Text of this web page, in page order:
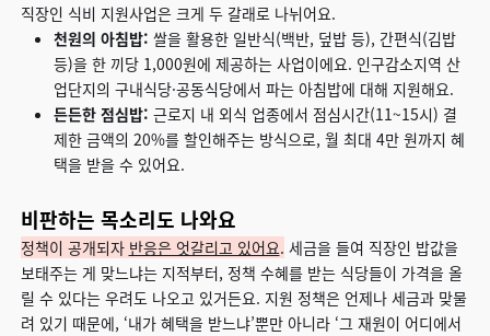
직장인 식비 지원사업은 크게 두 갈래로 나뉘어요.
천원의 아침밥: 쌀을 활용한 일반식(백반, 덮밥 등), 간편식(김밥
등)을 한 끼당 1,000원에 제공하는 사업이에요. 인구감소지역 산
업단지의 구내식당·공동식당에서 파는 아침밥에 대해 지원해요.
든든한 점심밥: 근로지 내 외식 업종에서 점심시간(11~15시) 결
제한 금액의 20%를 할인해주는 방식으로, 월 최대 4만 원까지 혜
택을 받을 수 있어요.
비판하는 목소리도 나와요
정책이 공개되자 반응은 엇갈리고 있어요. 세금을 들여 직장인 밥값을
보태주는 게 맞느냐는 지적부터, 정책 수혜를 받는 식당들이 가격을 올
릴 수 있다는 우려도 나오고 있거든요. 지원 정책은 언제나 세금과 맞물
려 있기 때문에, ‘내가 혜택을 받느냐’뿐만 아니라 ‘그 재원이 어디에서